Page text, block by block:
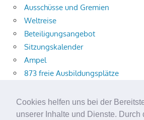
Cookies helfen uns bei der
unserer Inhalte und Dienste. Durch
Ausschüsse und Gremien
Weltreise
Beteiligungsangebot
Sitzungskalender
Ampel
873 freie Ausbildungsplätze
Aktuelle Verkehrsmeldungen
Terracliff